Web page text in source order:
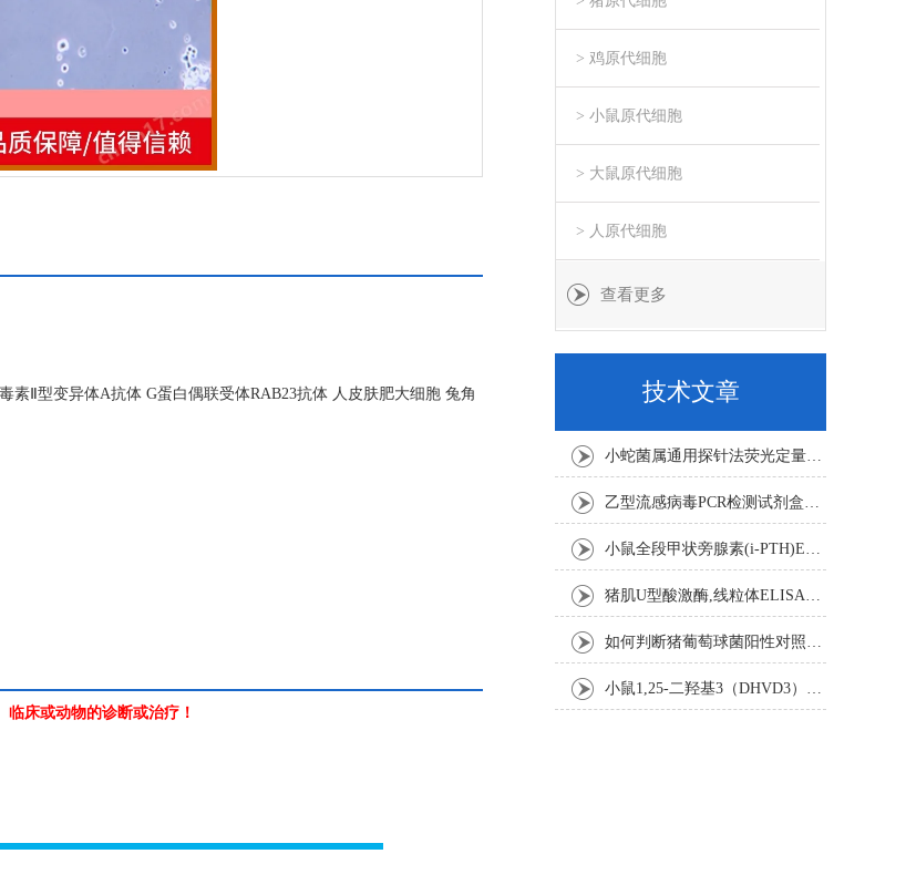
Ⅱ型变异体A抗体 G蛋白偶联受体RAB23抗体 人皮肤肥大细胞 兔角
床或动物的诊断或治疗！
> 鸡原代细胞
> 小鼠原代细胞
> 大鼠原代细胞
> 人原代细胞
查看更多
技术文章
小蛇菌属通用探针法荧光定量PCR试剂盒实验注意事项
乙型流感病毒PCR检测试剂盒反应五要素
小鼠全段甲状旁腺素(i-PTH)ELISA试剂盒操作步骤
猪肌U型酸激酶,线粒体ELISA试剂盒注意事项
如何判断猪葡萄球菌阳性对照是否失效
小鼠1,25-二羟基3（DHVD3）elisa试剂盒操作步骤